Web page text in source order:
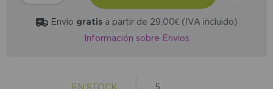
Envío gratisa partir de 29,00€ (IVA incluido)
Información sobre Envios
EN STOCK 5